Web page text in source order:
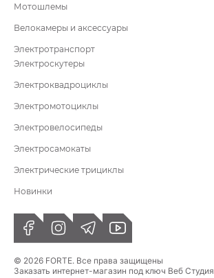
Мотошлемы
Велокамеры и аксессуары
Электротранспорт
Электроскутеры
Электроквадроциклы
Электромотоциклы
Электровелосипеды
Электросамокаты
Электрические трициклы
Новинки
© 2026 FORTE. Все права защищены
Заказать интернет-магазин под ключ Веб Студия